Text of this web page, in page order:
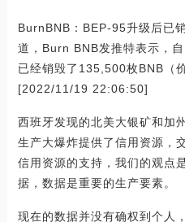
BurnBNB：BEP-95升级后已
道，Burn BNB发推特表示，
已经销毁了135,500枚BNB（
[2022/11/19 22:06:50]
西班牙发现的北美大银矿和加
生产大爆炸提供了信用资源，
信用资源的支持，我们的观点
据，数据是重要的生产要素。
现在的数据并没有确权到个人